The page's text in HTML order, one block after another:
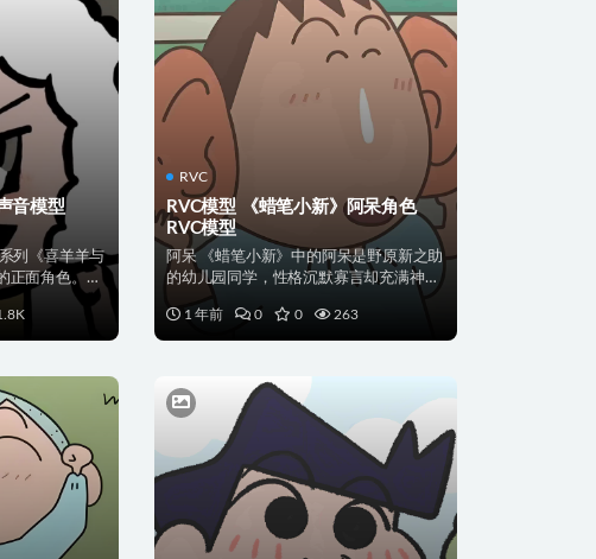
音模型
列《喜羊羊与
正面角色。他
RVC
RVC模型 《蜡笔小新》阿呆角色
RVC模型
阿呆 《蜡笔小新》中的阿呆是野原新之助
的幼儿园同学，性格沉默寡言却充满神秘
1 年前
0 0 263